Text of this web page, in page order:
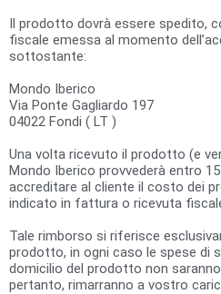
Il prodotto dovrà essere spedito,
fiscale emessa al momento
sottostante:
Mondo Iberico
Via Ponte Gagliardo 197
04022 Fondi ( LT )
Una volta ricevuto il prodotto (e
Mondo Iberico provvederà entro
accreditare al cliente il costo dei
indicato in fattura o ricevuta
Tale rimborso si riferisce
prodotto, in ogni caso le spese di
domicilio del prodotto non
pertanto, rimarranno a vostro